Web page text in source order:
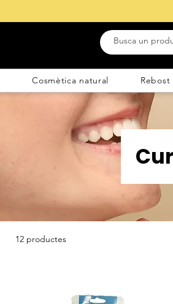
Cosmètica natural Rebost
12 productes